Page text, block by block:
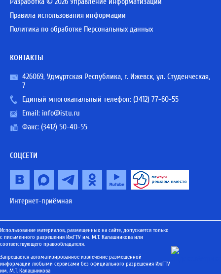
Правила использования информации
Политика по обработке Персональных данных
КОНТАКТЫ
426069, Удмуртская Республика, г. Ижевск, ул. Студенческая,
7
Единый многоканальный телефон: (3412) 77-60-55
Email: info@istu.ru
Факс: (3412) 50-40-55
СОЦСЕТИ
Интернет-приёмная
Использование материалов, размещенных на сайте, допускается только
с письменного разрешения ИжГТУ им. М.Т. Калашникова или
соответствующего правообладателя.
Запрещается автоматизированное извлечение размещенной
информации любыми сервисами без официального разрешения ИжГТУ
им. М.Т. Калашникова